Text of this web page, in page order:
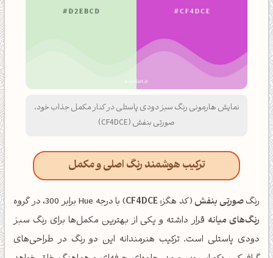
نمایش هارمونی رنگ سبز دودی پاستلی در کنار مکمل جذاب خود،
صورتی بنفش (CF4DCE)
ترکیب هوشمند رنگ اصلی و مکمل
رنگصورتی بنفش(کد هگز: CF4DCE) با درجه Hue برابر 300، در گروه
رنگ‌های میانه قرار داشته و یکی از بهترین مکمل‌ها برای رنگ سبز
دودی پاستلی است. ترکیب هنرمندانه این دو رنگ در طراحی‌های